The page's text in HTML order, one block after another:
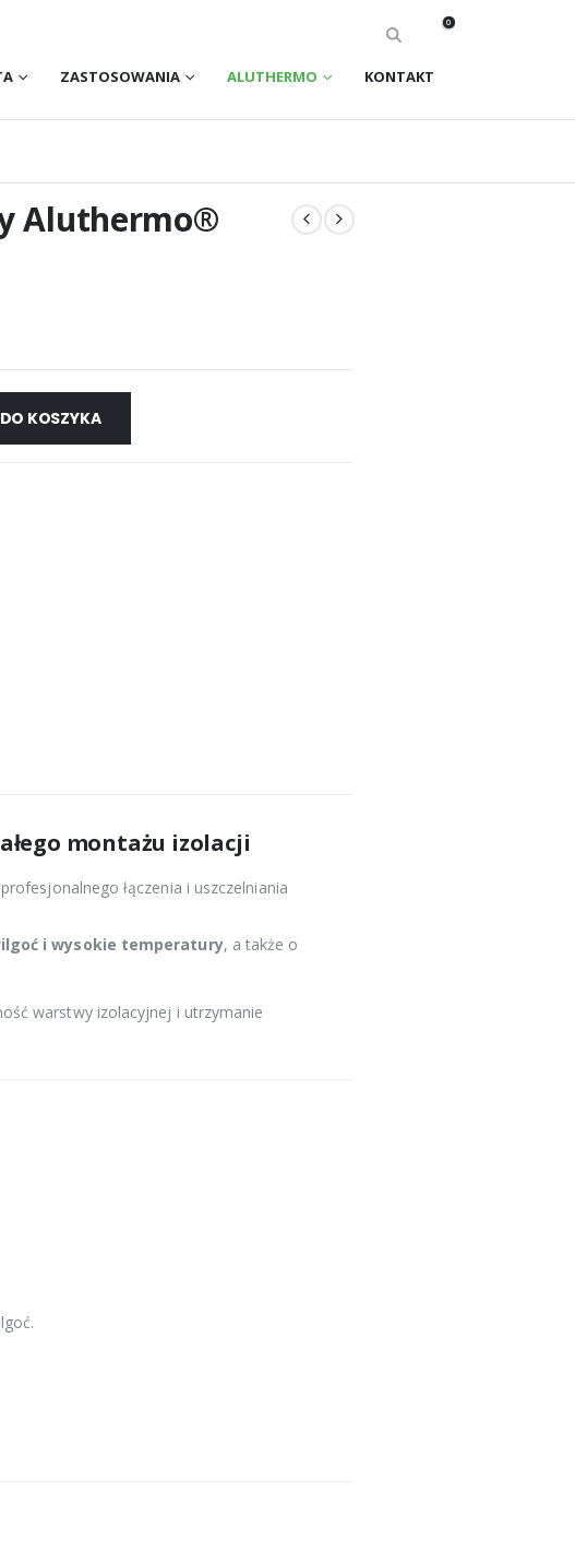
0
ZASTOSOWANIA ALUTHERMO KONTAKT
Aluthermo®
KOSZYKA
montażu izolacji
łączenia i uszczelniania
i wysokie temperatury, a także o
warstwy izolacyjnej i utrzymanie